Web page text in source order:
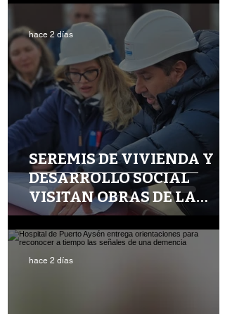
SEREMIS DE VIVIENDA Y
DESARROLLO SOCIAL
VISITAN OBRAS DE LA
“CHACRA G” Y
TRABAJO CONJUNTO
hace 2 días
hace 2 días